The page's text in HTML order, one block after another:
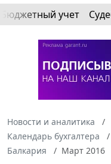
Бюджетный учет
Новости и аналитика
Календарь бухгалтера
Балкария
Март 2016